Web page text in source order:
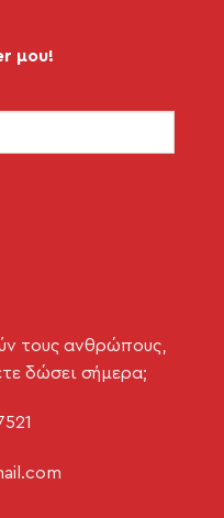
μου!
τους ανθρώπους,
δώσει σήμερα;